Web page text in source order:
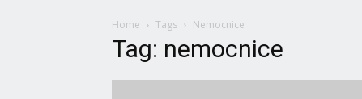
Home Tags Nemocnice
Tag: nemocnice